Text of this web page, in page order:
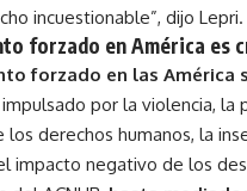
incuestionable”, dijo Lepri.
forzado en América es
forzado en las América
impulsado por la violencia, la
los derechos humanos, la
impacto negativo de los